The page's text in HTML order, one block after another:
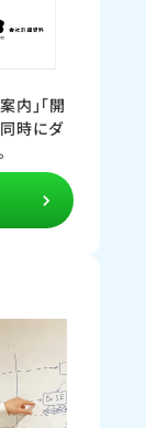
内」「開
時にダ